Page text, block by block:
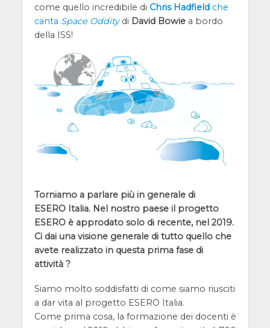
come quello incredibile di Chris Hadfieldche
canta Space Odditydi David Bowiea bordo
della ISS!
Torniamo a parlare più in generale di
ESERO Italia. Nel nostro paese il progetto
ESERO è approdato solo di recente, nel 2019.
Ci dai una visione generale di tutto quello che
avete realizzato in questa prima fase di
attività ?
Siamo molto soddisfatti di come siamo riusciti
a dar vita al progetto ESERO Italia.
Come prima cosa, la formazione dei docenti è